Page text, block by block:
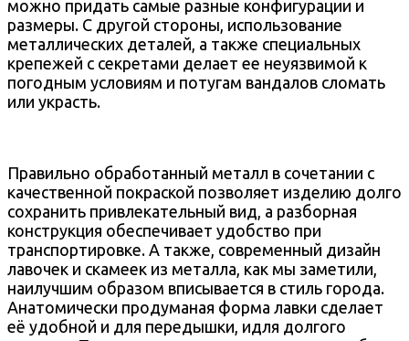
можно придать самые разные конфигурации и
размеры. С другой стороны, использование
металлических деталей, а также специальных
крепежей с секретами делает ее неуязвимой к
погодным условиям и потугам вандалов сломать
или украсть.
Правильно обработанный металл в сочетании с
качественной покраской позволяет изделию долго
сохранить привлекательный вид, а разборная
конструкция обеспечивает удобство при
транспортировке. А также, современный дизайн
лавочек и скамеек из металла, как мы заметили,
наилучшим образом вписывается в стиль города.
Анатомически продуманая форма лавки сделает
её удобной и для передышки, идля долгого